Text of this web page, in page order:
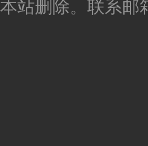
本站删除。联系邮